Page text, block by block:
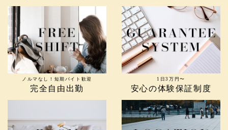
ノルマなし！短期バイト歓迎
完全自由出勤
1日3万円〜
安心の体験保証制度